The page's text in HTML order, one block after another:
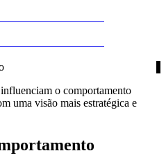
o comportamento
uma visão mais estratégica e